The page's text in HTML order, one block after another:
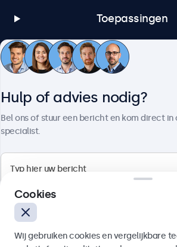
Toepassingen
Klantenservice
4.8/5 door 5000+
Hulp of advies nodig?
Bel ons of stuur een bericht en kom direct
specialist.
Cookies
Wij gebruiken cookies en vergelijkbare